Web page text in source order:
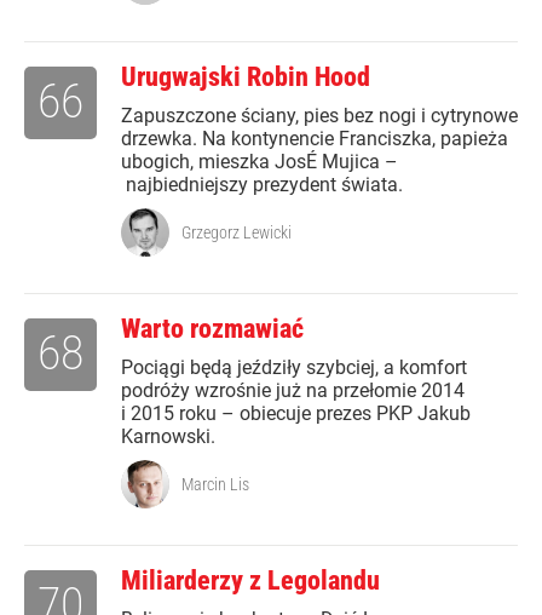
Urugwajski Robin Hood
Zapuszczone ściany, pies bez nogi i cytrynowe
drzewka. Na kontynencie Franciszka, papieża
ubogich, mieszka JosÉ Mujica –
najbiedniejszy prezydent świata.
66
Grzegorz Lewicki
Warto rozmawiać
Pociągi będą jeździły szybciej, a komfort
podróży wzrośnie już na przełomie 2014
i 2015 roku – obiecuje prezes PKP Jakub
Karnowski.
68
Marcin Lis
Miliarderzy z Legolandu